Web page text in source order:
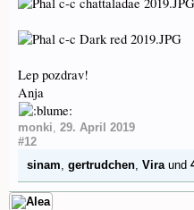
Lep pozdrav!
Anja
monki, 29. April 2019
#12
sinam, gertrudchen, Viraund